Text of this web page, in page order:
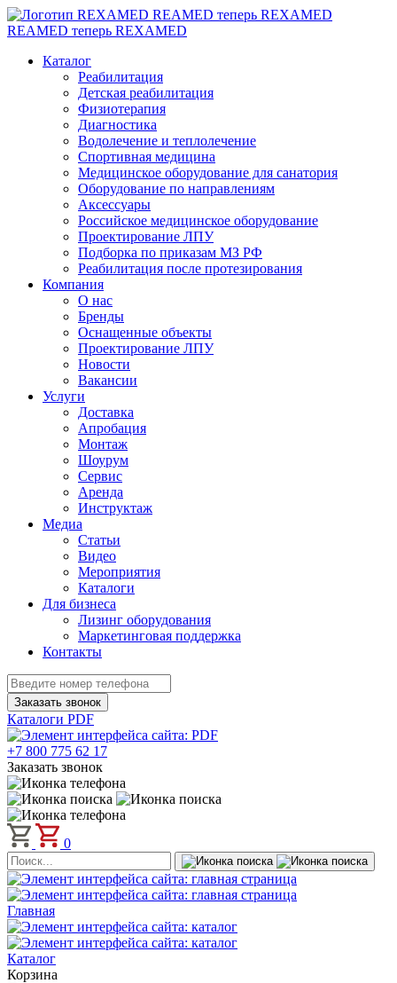
REAMED теперь REXAMED
REAMED теперь REXAMED
Каталог
Реабилитация
Детская реабилитация
Физиотерапия
Диагностика
Водолечение и теплолечение
Спортивная медицина
Медицинское оборудование для санатория
Оборудование по направлениям
Аксессуары
Российское медицинское оборудование
Проектирование ЛПУ
Подборка по приказам МЗ РФ
Реабилитация после протезирования
Компания
О нас
Бренды
Оснащенные объекты
Проектирование ЛПУ
Новости
Вакансии
Услуги
Доставка
Апробация
Монтаж
Шоурум
Сервис
Аренда
Инструктаж
Медиа
Статьи
Видео
Мероприятия
Каталоги
Для бизнеса
Лизинг оборудования
Маркетинговая поддержка
Контакты
Заказать звонок
Каталоги PDF
+7 800 775 62 17
Заказать звонок
0
Главная
Каталог
Корзина